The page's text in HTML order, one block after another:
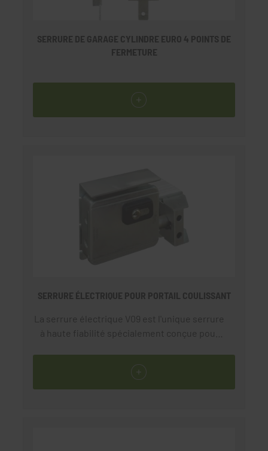
SERRURE DE GARAGE CYLINDRE EURO 4 POINTS DE
FERMETURE
SERRURE ÉLECTRIQUE POUR PORTAIL COULISSANT
La serrure électrique V09 est l'unique serrure
à haute fiabilité spécialement conçue pour
trouvant à l'extérieur, manuels ou
automatiques.